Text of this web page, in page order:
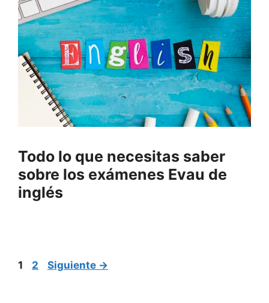
Todo lo que necesitas saber
sobre los exámenes Evau de
inglés
Página
1 Página
2 Siguiente →